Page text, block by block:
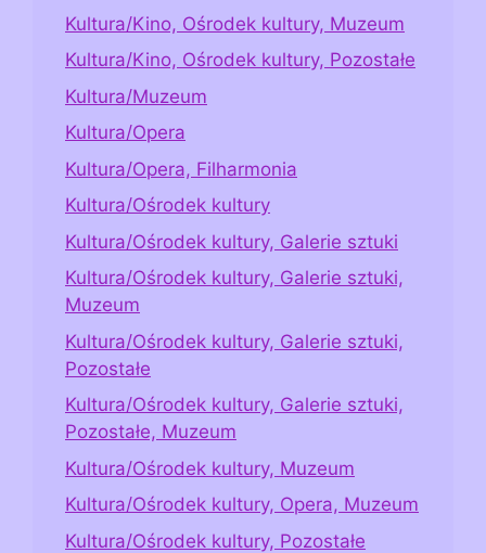
Kultura/Kino, Ośrodek kultury, Muzeum
Kultura/Kino, Ośrodek kultury, Pozostałe
Kultura/Muzeum
Kultura/Opera
Kultura/Opera, Filharmonia
Kultura/Ośrodek kultury
Kultura/Ośrodek kultury, Galerie sztuki
Kultura/Ośrodek kultury, Galerie sztuki,
Muzeum
Kultura/Ośrodek kultury, Galerie sztuki,
Pozostałe
Kultura/Ośrodek kultury, Galerie sztuki,
Pozostałe, Muzeum
Kultura/Ośrodek kultury, Muzeum
Kultura/Ośrodek kultury, Opera, Muzeum
Kultura/Ośrodek kultury, Pozostałe